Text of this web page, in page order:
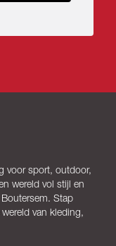
voor sport, outdoor,
wereld vol stijl en
Stap
van kleding,